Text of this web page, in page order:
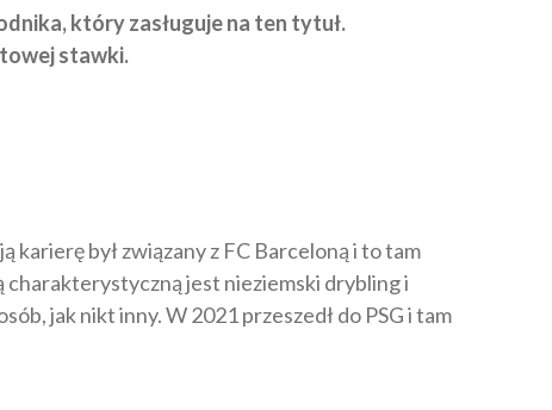
który zasługuje na ten tytuł.
stawki.
karierę był związany z FC Barceloną i to tam
charakterystyczną jest nieziemski drybling i
jak nikt inny. W 2021 przeszedł do PSG i tam